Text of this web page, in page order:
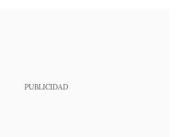
PUBLICIDAD